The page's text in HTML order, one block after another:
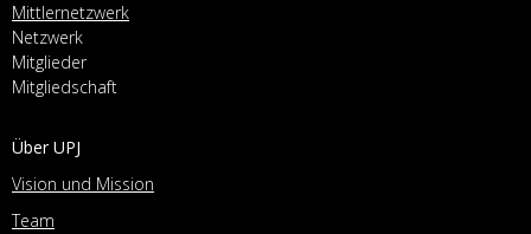
Mittlernetzwerk
Netzwerk
Mitglieder
Mitgliedschaft
Über UPJ
Vision und Mission
Team